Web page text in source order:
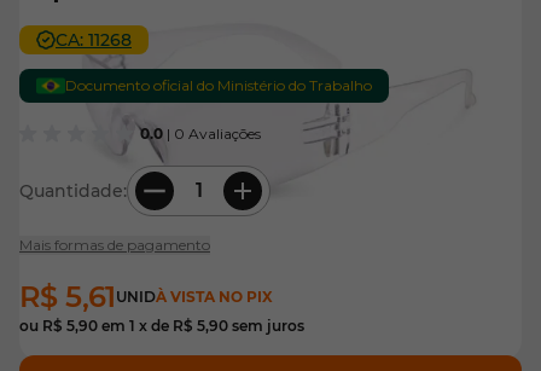
CA: 11268
Documento oficial do Ministério do Trabalho
0.0 | 0 Avaliações
Quantidade:
Mais formas de pagamento
R$ 5,61 UNIDÀ VISTA NO PIX
ou R$ 5,90 em 1 x de R$ 5,90 sem juros